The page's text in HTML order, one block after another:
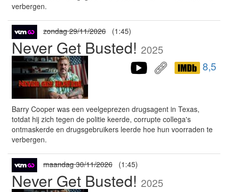
verbergen.
zondag 29/11/2026 (1:45)
Never Get Busted! 2025
8,5
Barry Cooper was een veelgeprezen drugsagent in Texas,
totdat hij zich tegen de politie keerde, corrupte collega's
ontmaskerde en drugsgebruikers leerde hoe hun voorraden te
verbergen.
maandag 30/11/2026 (1:45)
Never Get Busted! 2025